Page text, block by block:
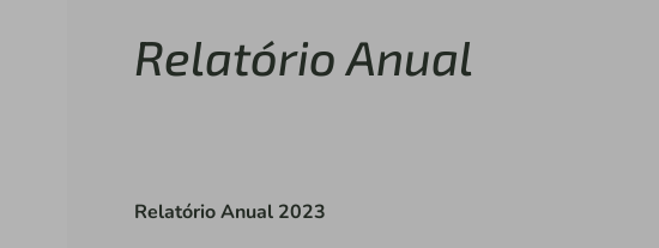
Relatório Anual
Relatório Anual 2023